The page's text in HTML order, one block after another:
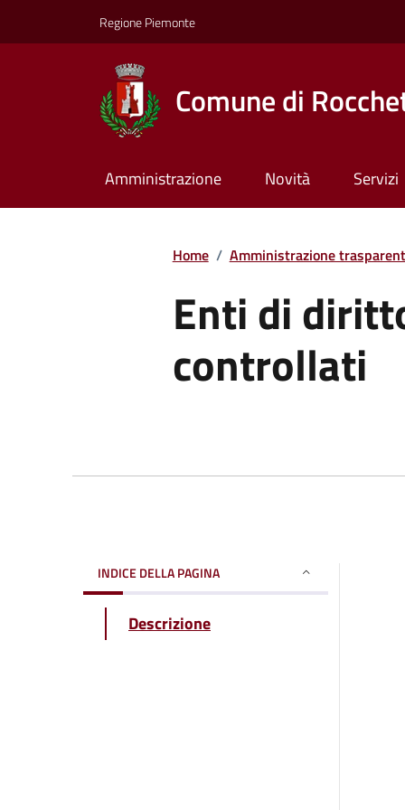
Regione Piemonte
Comune di
Amministrazione Novità Servizi
Home / Amministrazione
Enti di
controllati
INDICE DELLA PAGINA
Descrizione